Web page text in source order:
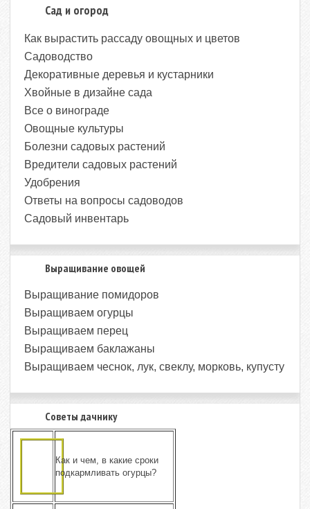
Сад и огород
Как вырастить рассаду овощных и цветов
Садоводство
Декоративные деревья и кустарники
Хвойные в дизайне сада
Все о винограде
Овощные культуры
Болезни садовых растений
Вредители садовых растений
Удобрения
Ответы на вопросы садоводов
Садовый инвентарь
Выращивание овощей
Выращивание помидоров
Выращиваем огурцы
Выращиваем перец
Выращиваем баклажаны
Выращиваем чеснок, лук, свеклу, морковь, купусту
Советы дачнику
Как и чем, в какие сроки
подкармливать огурцы?